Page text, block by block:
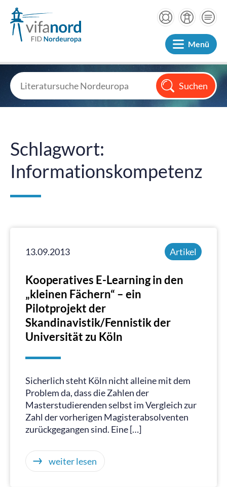
Menü
Schlagwort:
Informationskompetenz
13.09.2013 Artikel
Kooperatives E-Learning in den
„kleinen Fächern“ – ein
Pilotprojekt der
Skandinavistik/Fennistik der
Universität zu Köln
Sicherlich steht Köln nicht alleine mit dem
Problem da, dass die Zahlen der
Masterstudierenden selbst im Vergleich zur
Zahl der vorherigen Magisterabsolventen
zurückgegangen sind. Eine […]
weiter lesen